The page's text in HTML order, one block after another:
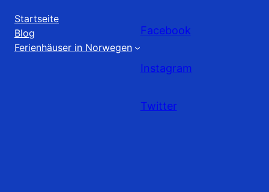
Startseite
Blog
Ferienhäuser in Norwegen
Facebook
Instagram
Twitter